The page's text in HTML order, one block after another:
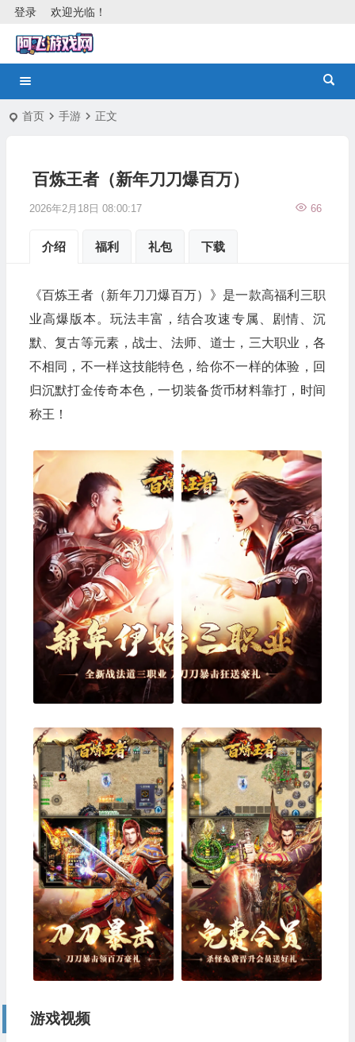
欢迎光临！
登录
首页 手游 正文
百炼王者（新年刀刀爆百万）
2026年2月18日 08:00:17 66
介绍 福利 礼包 下载
《百炼王者（新年刀刀爆百万）》是一款高福利三职
业高爆版本。玩法丰富，结合攻速专属、剧情、沉
默、复古等元素，战士、法师、道士，三大职业，各
不相同，不一样这技能特色，给你不一样的体验，回
归沉默打金传奇本色，一切装备货币材料靠打，时间
称王！
游戏视频